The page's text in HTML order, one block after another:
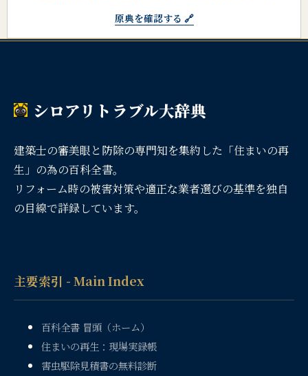
原典を確認する 🔗
シロアリトラブル大辞典
建築士の審美眼と防除の専門知を集約した「住まいの再
生」の為の百科全書。
リフォーム時の被害対策や適正な業者選びの基準を独自
の目線で詳録しています。
主要索引 - Main Index
百科全書 冒頭（ホーム）
住まいの再生：現場実録帳
害虫駆除見積書の無料診断